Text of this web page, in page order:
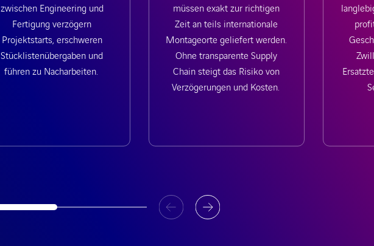
zwischen Engineering und
Fertigung verzögern
Projektstarts, erschweren
Stücklistenübergaben und
führen zu Nacharbeiten.
müssen exakt zur richtigen
Zeit an teils internationale
Montageorte geliefert werden.
Ohne transparente Supply
Chain steigt das Risiko von
Verzögerungen und Kosten.